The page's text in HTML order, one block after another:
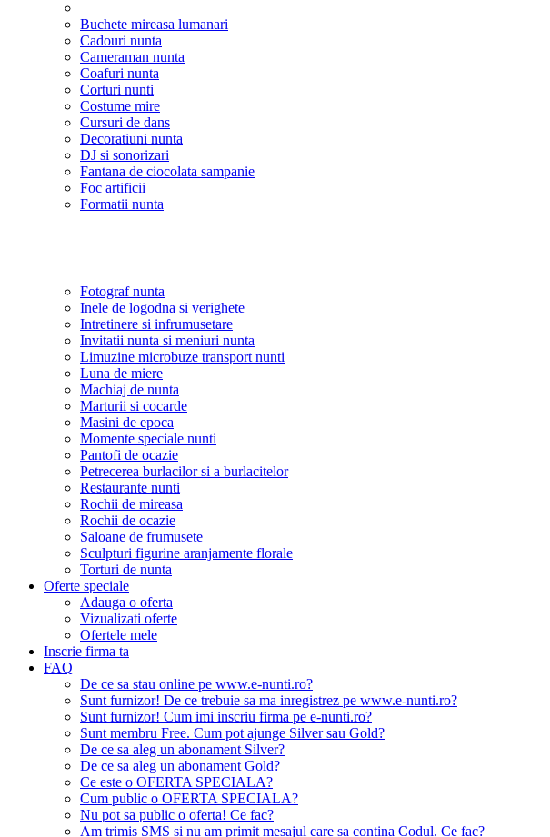
Buchete mireasa lumanari
Cadouri nunta
Cameraman nunta
Coafuri nunta
Corturi nunti
Costume mire
Cursuri de dans
Decoratiuni nunta
DJ si sonorizari
Fantana de ciocolata sampanie
Foc artificii
Formatii nunta
Fotograf nunta
Inele de logodna si verighete
Intretinere si infrumusetare
Invitatii nunta si meniuri nunta
Limuzine microbuze transport nunti
Luna de miere
Machiaj de nunta
Marturii si cocarde
Masini de epoca
Momente speciale nunti
Pantofi de ocazie
Petrecerea burlacilor si a burlacitelor
Restaurante nunti
Rochii de mireasa
Rochii de ocazie
Saloane de frumusete
Sculpturi figurine aranjamente florale
Torturi de nunta
Oferte speciale
Adauga o oferta
Vizualizati oferte
Ofertele mele
Inscrie firma ta
FAQ
De ce sa stau online pe www.e-nunti.ro?
Sunt furnizor! De ce trebuie sa ma inregistrez pe www.e-nunti.ro?
Sunt furnizor! Cum imi inscriu firma pe e-nunti.ro?
Sunt membru Free. Cum pot ajunge Silver sau Gold?
De ce sa aleg un abonament Silver?
De ce sa aleg un abonament Gold?
Ce este o OFERTA SPECIALA?
Cum public o OFERTA SPECIALA?
Nu pot sa public o oferta! Ce fac?
Am trimis SMS si nu am primit mesajul care sa contina Codul. Ce fac?